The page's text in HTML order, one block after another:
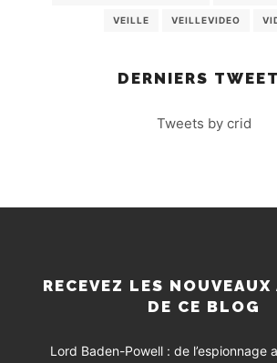
VEILLE VEILLEVIDEO
DERNIERS
Tweets by crid
RECEVEZ LES
DE CE BLOG
Lord Baden-Powell : de l’espionnage